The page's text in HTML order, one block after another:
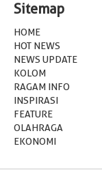
Sitemap
HOME
HOT NEWS
NEWS UPDATE
KOLOM
RAGAM INFO
INSPIRASI
FEATURE
OLAHRAGA
EKONOMI